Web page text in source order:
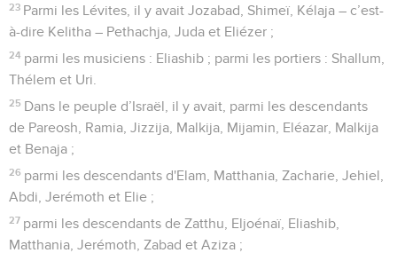
23 Parmi les Lévites, il y avait Jozabad, Shimeï, Kélaja – c’est-
à-dire Kelitha – Pethachja, Juda et Eliézer ;
24 parmi les musiciens : Eliashib ; parmi les portiers : Shallum,
Thélem et Uri.
25 Dans le peuple d’Israël, il y avait, parmi les descendants
de Pareosh, Ramia, Jizzija, Malkija, Mijamin, Eléazar, Malkija
et Benaja ;
26 parmi les descendants d'Elam, Matthania, Zacharie, Jehiel,
Abdi, Jerémoth et Elie ;
27 parmi les descendants de Zatthu, Eljoénaï, Eliashib,
Matthania, Jerémoth, Zabad et Aziza ;